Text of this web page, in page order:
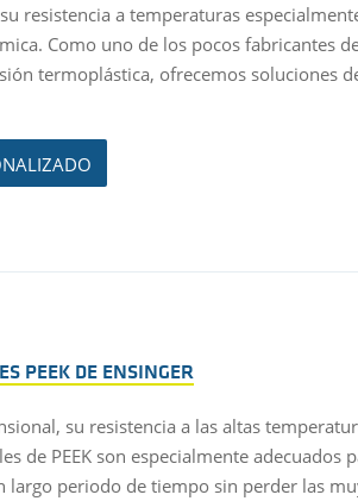
resistencia a temperaturas
Como uno de los pocos fabricantes
termoplástica, ofrecemos soluciones
PEEK DE ENSINGER
su resistencia a las altas
de PEEK son especialmente adecuados
largo periodo de tiempo sin perder las